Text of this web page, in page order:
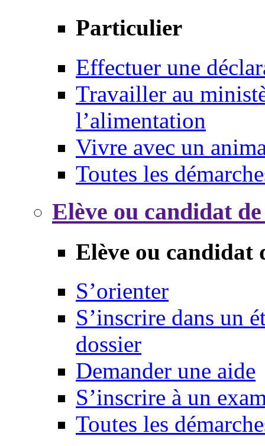
Particulier
Effectuer une
Travailler au
l’alimentation
Vivre avec un
Toutes les
Elève ou candidat
Elève ou candidat
S’orienter
S’inscrire dans un
dossier
Demander une aide
S’inscrire à un
Toutes les